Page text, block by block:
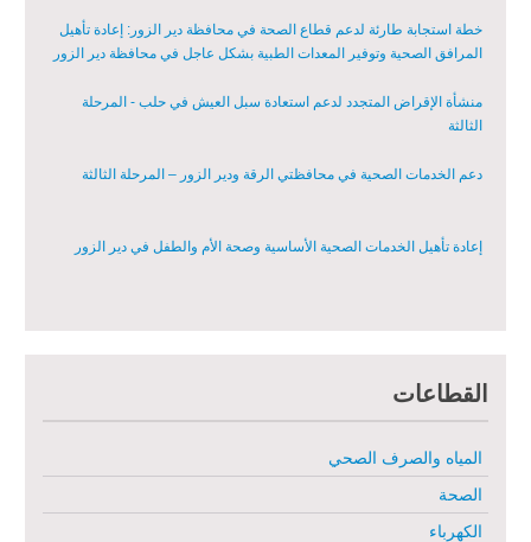
خطة استجابة طارئة لدعم قطاع الصحة في محافظة دير الزور: إعادة تأهيل
المرافق الصحية وتوفير المعدات الطبية بشكل عاجل في محافظة دير الزور
منشأة الإقراض المتجدد لدعم استعادة سبل العيش في حلب - المرحلة
الثالثة
دعم الخدمات الصحية في محافظتي الرقة ودير الزور – المرحلة الثالثة
إعادة تأهيل الخدمات الصحية الأساسية وصحة الأم والطفل في دير الزور
مشروع إعادة تأهيل المأوى والبنية التحتية المستدامة في محافظة السويداء
مبادرة متعددة القطاعات لإعادة التأهيل في مدينة جسر الشغور
تقديم خدمات الرعاية الصحية الأولية في محافظة دير الزور - المرحلة
القطاعات
المياه والصرف الصحي
الصحة
الكهرباء